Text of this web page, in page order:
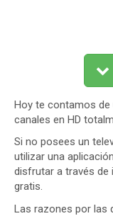
Hoy te contamos
canales en HD
Si no posees un
utilizar una
disfrutar a través de
gratis.
Las razones por las